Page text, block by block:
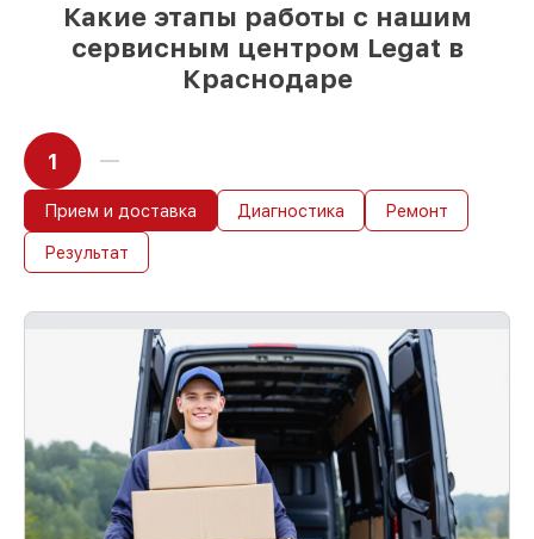
Какие этапы работы с нашим
сервисным центром Legat в
Краснодаре
1
Прием и доставка Диагностика Ремонт
Результат